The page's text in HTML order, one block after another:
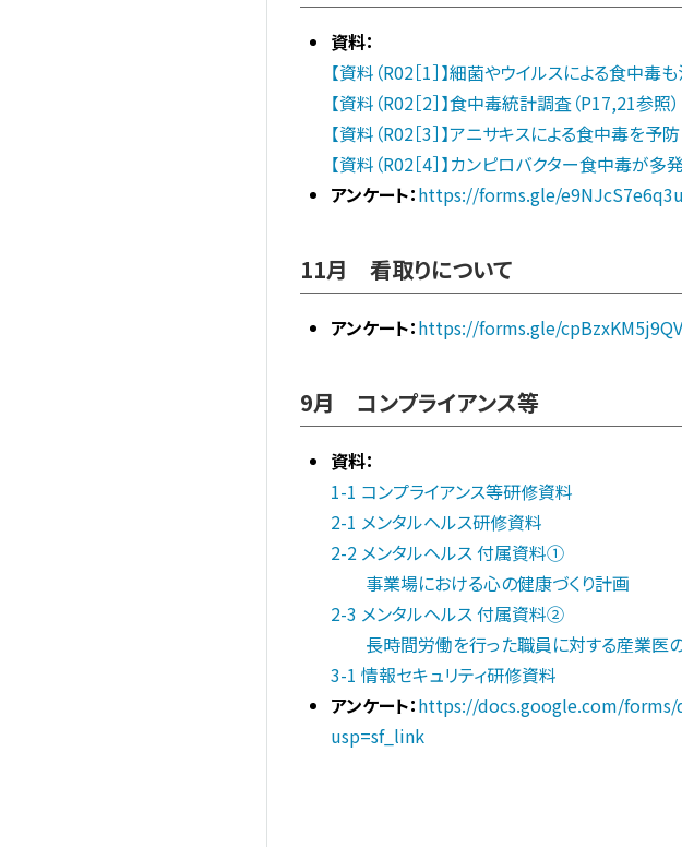
資料：
【資料（R02［1］】細菌やウイルスによる食中毒
【資料（R02［2］】食中毒統計調査（P17,21参照）
【資料（R02［3］】アニサキスによる食中毒を予防
【資料（R02［4］】カンピロバクター食中毒が多発
アンケート：https://forms.gle/
11月 看取りについて
アンケート：https://forms.gle/
9月 コンプライアンス等
資料：
1-1 コンプライアンス等研修資料
2-1 メンタルヘルス研修資料
2-2 メンタルヘルス 付属資料①
事業場における心の健康づくり計画
2-3 メンタルヘルス 付属資料②
長時間労働を行った職員に対する産業医
3-1 情報セキュリティ研修資料
アンケート：https://docs.google.com/forms/
usp=sf_link